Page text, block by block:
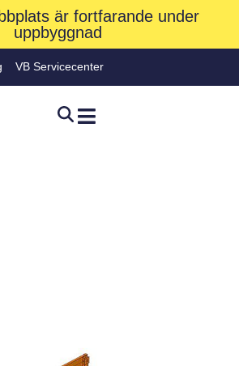
är fortfarande under
uppbyggnad
VB Servicecenter